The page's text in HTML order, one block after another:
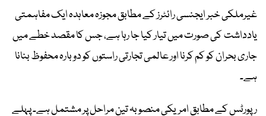
غیرملکی خبر ایجنسی رائٹرز کے مطابق مجوزہ معاہدہ ایک مفاہمتی
یادداشت کی صورت میں تیار کیا جا رہا ہے، جس کا مقصد خطے میں
جاری بحران کو کم کرنا اور عالمی تجارتی راستوں کو دوبارہ محفوظ بنانا
ہے۔
رپورٹس کے مطابق امریکی منصوبہ تین مراحل پر مشتمل ہے۔ پہلے